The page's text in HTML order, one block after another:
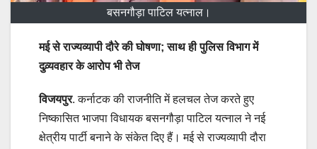
बसनगौड़ा पाटिल यत्नाल।
मई से राज्यव्यापी दौरे की घोषणा; साथ ही पुलिस विभाग में
दुव्र्यवहार के आरोप भी तेज
विजयपुर. कर्नाटक की राजनीति में हलचल तेज करते हुए
निष्कासित भाजपा विधायक बसनगौड़ा पाटिल यत्नाल ने नई
क्षेत्रीय पार्टी बनाने के संकेत दिए हैं। मई से राज्यव्यापी दौरा